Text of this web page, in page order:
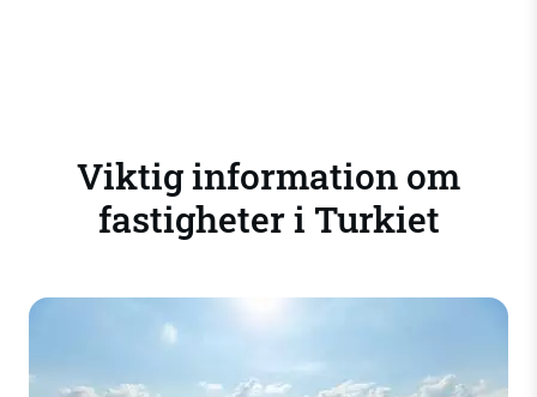
Viktig information om
fastigheter i Turkiet